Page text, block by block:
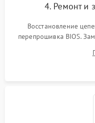
4. Ремонт и
Восстановление
перепрошивка BIOS.
видеокарты,
восстановления и